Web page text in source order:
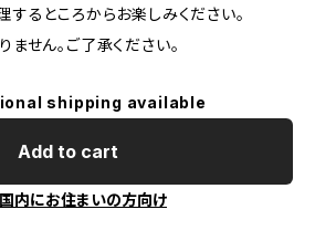
るところからお楽しみください。
せん。ご了承ください。
shipping available
Add to cart
内にお住まいの方向け